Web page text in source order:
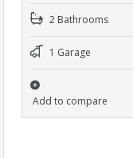
2 Bathrooms
1 Garage
Add to compare